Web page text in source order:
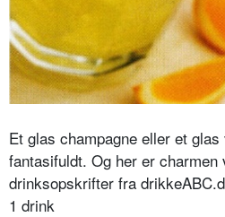
Et glas champagne eller et
fantasifuldt. Og her er charmen
drinksopskrifter fra
1 drink